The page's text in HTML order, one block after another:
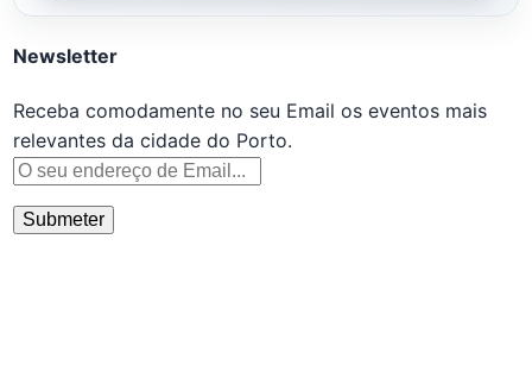
Newsletter
Receba comodamente no seu Email os eventos mais
relevantes da cidade do Porto.